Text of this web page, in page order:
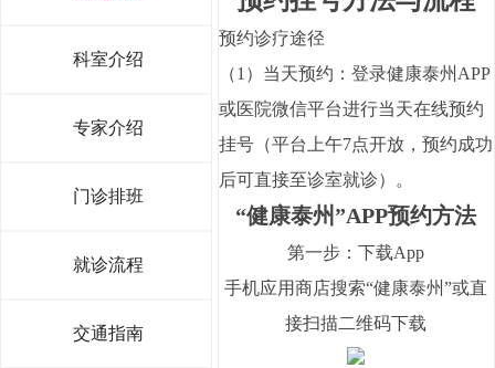
科室介绍
专家介绍
门诊排班
就诊流程
交通指南
预约诊疗途径
（1）当天预约：登录健康泰州APP
或医院微信平台进行当天在线预约
挂号（平台上午7点开放，预约成功
后可直接至诊室就诊）。
“健康泰州”APP预约方法
第一步：下载App
手机应用商店搜索“健康泰州”或直
接扫描二维码下载